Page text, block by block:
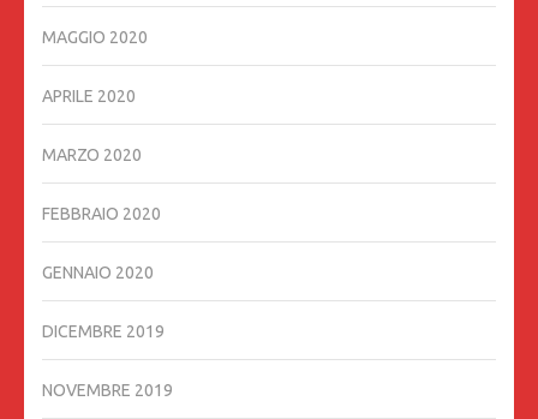
MAGGIO 2020
APRILE 2020
MARZO 2020
FEBBRAIO 2020
GENNAIO 2020
DICEMBRE 2019
NOVEMBRE 2019